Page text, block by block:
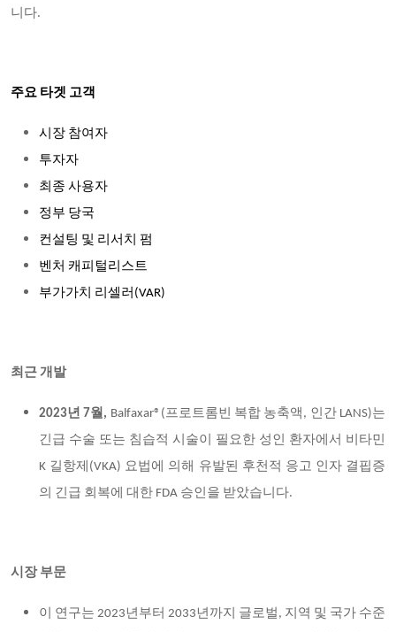
니다.
주요 타겟 고객
시장 참여자
투자자
최종 사용자
정부 당국
컨설팅 및 리서치 펌
벤처 캐피털리스트
부가가치 리셀러(VAR)
최근 개발
2023년 7월, Balfaxar®(프로트롬빈 복합 농축액, 인간 LANS)는
긴급 수술 또는 침습적 시술이 필요한 성인 환자에서 비타민
K 길항제(VKA) 요법에 의해 유발된 후천적 응고 인자 결핍증
의 긴급 회복에 대한 FDA 승인을 받았습니다.
시장 부문
이 연구는 2023년부터 2033년까지 글로벌, 지역 및 국가 수준